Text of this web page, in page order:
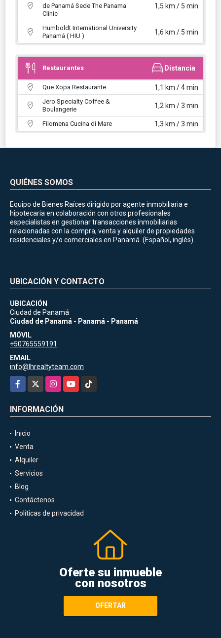
de Panamá Sede The Panama
Clinic
1,5 km / 5 min
Humboldt International University
Panamá ( HIU )
1,6 km / 5 min
Restaurantes Distancia
Que Xopa Restaurante 1,1 km / 4 min
Jero Specialty Coffee &
Boulangerie
1,2 km / 3 min
Filomena Cucina di Mare 1,3 km / 3 min
QUIÉNES SOMOS
Equipo de Bienes Raíces dirigido por agente inmobiliaria e
hipotecaria en colaboración con otros profesionales
especialistas en gestionar transacciones inmobiliarias
relacionadas con la compra, venta y alquiler de propiedades
residenciales y/o comerciales en Panamá. (Español, inglés).
UBICACIÓN Y CONTACTO
UBICACIÓN
Ciudad de Panamá
Ciudad de Panamá - Panamá - Panamá
MÓVIL
+50765559191
EMAIL
info@lhrealtyteam.com
Facebook
InstagramYouTubeTikTok
INFORMACIÓN
Inicio
Venta
Alquiler
Servicios
Blog
Contáctenos
Políticas de privacidad
Oferte su inmueble
con nosotros
OFERTAR